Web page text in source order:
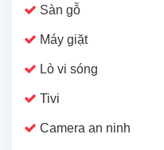
Sàn gỗ
Máy giặt
Lò vi sóng
Tivi
Camera an ninh